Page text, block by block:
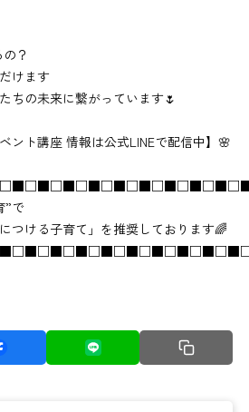
？
けます
ちの未来に繋がっています🌷
ント講座 情報は公式LINEで配信中】🌸
”で
つける子育て」を推奨しております🌈